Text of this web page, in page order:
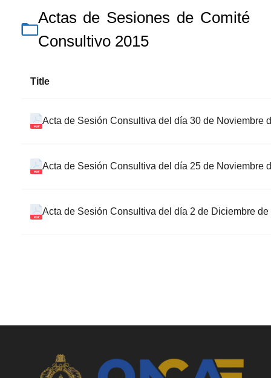
Actas de Sesiones de Comité
Consultivo 2015
Title
Acta de Sesión Consultiva del día 30 de Noviembre
Acta de Sesión Consultiva del día 25 de Noviembre
Acta de Sesión Consultiva del día 2 de Diciembre de